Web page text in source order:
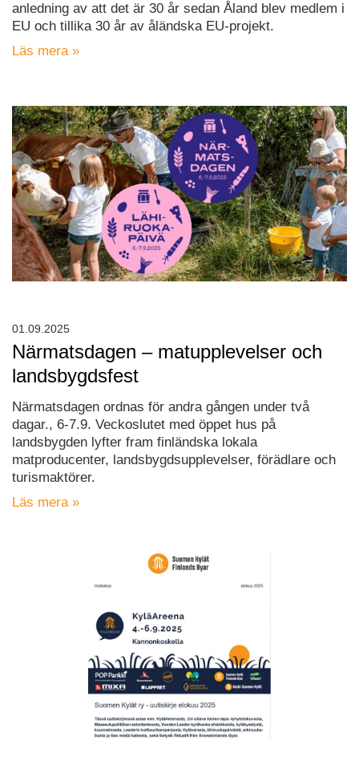
anledning av att det är 30 år sedan Åland blev medlem i
EU och tillika 30 år av åländska EU-projekt.
Läs mera »
Närmatsdagen – matupplevelser och
landsbygdsfest
Närmatsdagen ordnas för andra gången under två
dagar., 6-7.9. Veckoslutet med öppet hus på
landsbygden lyfter fram finländska lokala
matproducenter, landsbygdsupplevelser, förädlare och
turismaktörer.
Läs mera »
01.09.2025